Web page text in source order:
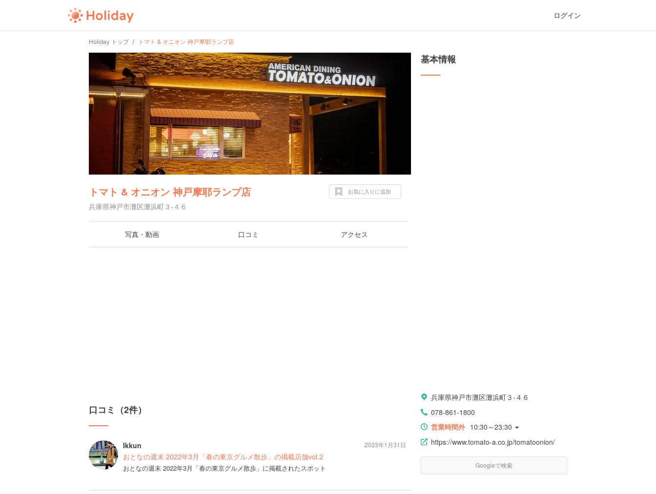
ログイン
Holiday トップ トマト & オニオン 神戸摩耶ランプ店
トマト & オニオン 神戸摩耶ランプ店
兵庫県神戸市灘区灘浜町３-４６
お気に入りに追加
写真・動画 口コミ アクセス
口コミ（2件）
Ikkun
おとなの週末 2022年3月「春の東京グルメ散歩」の掲載店舗vol.2
おとなの週末 2022年3月「春の東京グルメ散歩」に掲載されたスポット
2023年1月31日
基本情報
兵庫県神戸市灘区灘浜町３-４６
078-861-1800
営業時間外 10:30～23:30
https://www.tomato-a.co.jp/tomatoonion/
Googleで検索